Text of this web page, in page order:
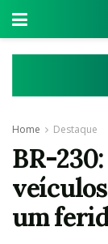
Home Destaque
BR-
um